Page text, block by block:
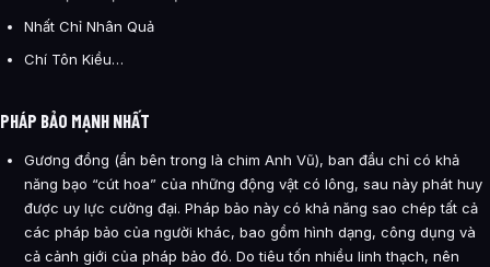
Nhất Chỉ Nhân Quả
Chí Tôn Kiều…
PHÁP BẢO MẠNH NHẤT
Gương đồng (ẩn bên trong là chim Anh Vũ), ban đầu chỉ có khả
năng bạo “cút hoa” của những động vật có lông, sau này phát huy
được uy lực cường đại. Pháp bảo này có khả năng sao chép tất cả
các pháp bảo của người khác, bao gồm hình dạng, công dụng và
cả cảnh giới của pháp bảo đó. Do tiêu tốn nhiều linh thạch, nên